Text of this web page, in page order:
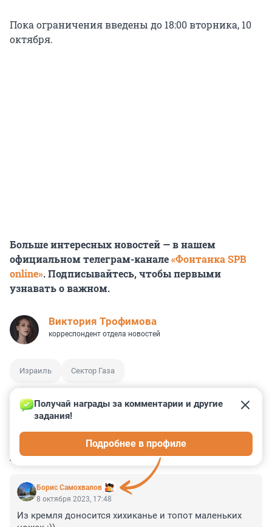
Пока ограничения введены до 18:00 вторника, 10
октября.
Больше интересных новостей — в нашем
официальном телеграм-канале«Фонтанка SPB
online». Подписывайтесь, чтобы первыми
узнавать о важном.
Виктория Трофимова
корреспондент отдела новостей
Израиль Сектор Газа
КОММЕНТАРИИ 5
Борис Самохвалов
Получай награды за комментарии и другие
задания!
Подробнее в профиле
8 октября 2023, 17:48
Из кремля доносится хихиканье и топот маленьких